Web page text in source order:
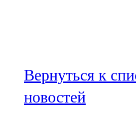
100,3 FM
Зәй
106,6 FM
Вернуться к
новостей